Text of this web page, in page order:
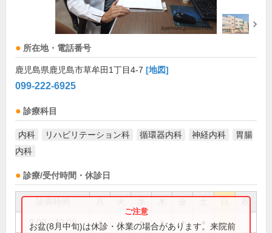
所在地・電話番号
鹿児島県鹿児島市草牟田1丁目4-7 [地図]
099-222-6925
診療科目
内科 リハビリテーション科 循環器内科 神経内科
胃腸
内科
診療/受付時間・休診日
祝
9:00～13:00 ● ● ● ● ●
お盆(8月中旬)は休診・休業の場合があります。来院前